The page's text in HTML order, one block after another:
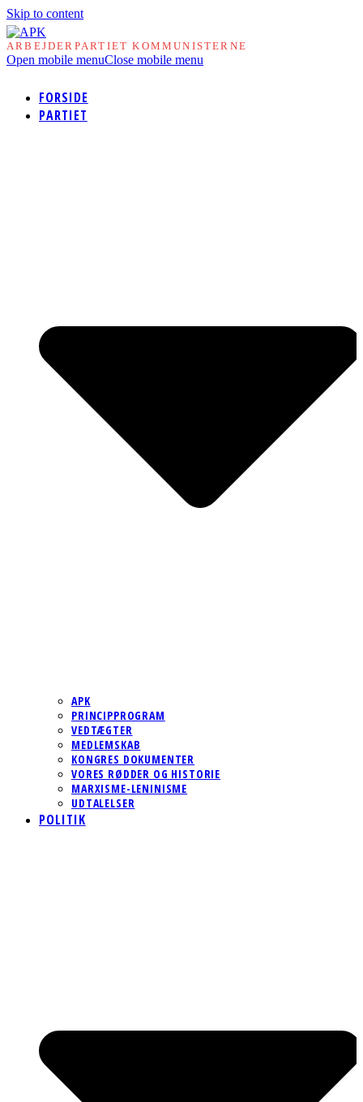
Skip to content
ARBEJDERPARTIET KOMMUNISTERNE
Open mobile menuClose mobile menu
FORSIDE
PARTIET
APK
PRINCIPPROGRAM
VEDTÆGTER
MEDLEMSKAB
KONGRES DOKUMENTER
VORES RØDDER OG HISTORIE
MARXISME-LENINISME
UDTALELSER
POLITIK